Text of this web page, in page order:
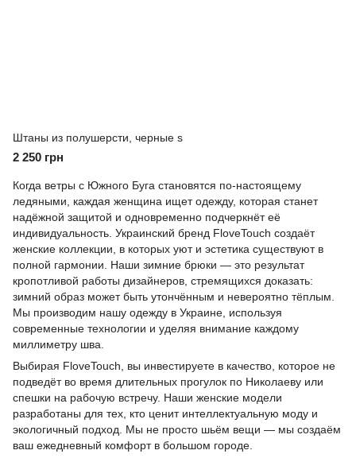
Штаны из полушерсти, черные s
2 250 грн
Когда ветры с Южного Буга становятся по-настоящему
ледяными, каждая женщина ищет одежду, которая станет
надёжной защитой и одновременно подчеркнёт её
индивидуальность. Украинский бренд FloveTouch создаёт
женские коллекции, в которых уют и эстетика существуют в
полной гармонии. Наши зимние брюки — это результат
кропотливой работы дизайнеров, стремящихся доказать:
зимний образ может быть утончённым и невероятно тёплым.
Мы производим нашу одежду в Украине, используя
современные технологии и уделяя внимание каждому
миллиметру шва.
Выбирая FloveTouch, вы инвестируете в качество, которое не
подведёт во время длительных прогулок по Николаеву или
спешки на рабочую встречу. Наши женские модели
разработаны для тех, кто ценит интеллектуальную моду и
экологичный подход. Мы не просто шьём вещи — мы создаём
ваш ежедневный комфорт в большом городе.